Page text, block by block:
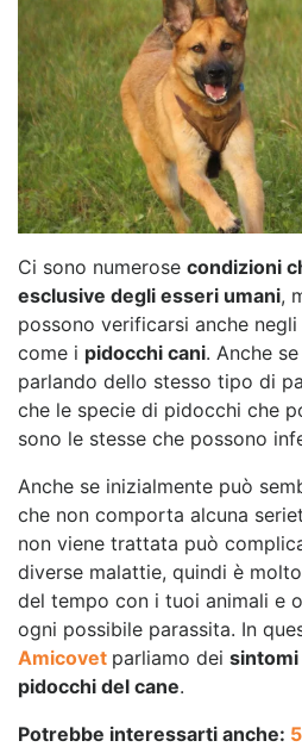
Ci sono numerose condizioni
esclusive degli esseri umani,
possono verificarsi anche
come i pidocchi cani. Anche
parlando dello stesso tipo di
che le specie di pidocchi che
sono le stesse che possono
Anche se inizialmente può
che non comporta alcuna
non viene trattata può
diverse malattie, quindi è
del tempo con i tuoi animali e
ogni possibile parassita. In
Amicovet parliamo dei
pidocchi del cane.
Potrebbe interessarti anche: